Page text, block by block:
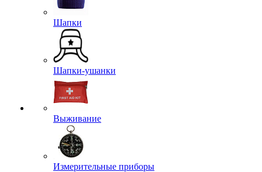
Шапки
Шапки-ушанки
Выживание
Измерительные приборы